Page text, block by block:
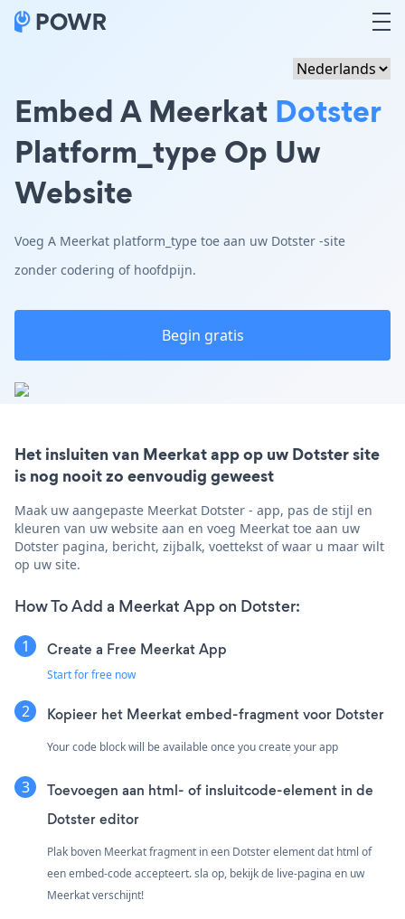
Embed A Meerkat Dotster
Platform_type Op Uw
Website
Voeg A Meerkat platform_type toe aan uw Dotster -site
zonder codering of hoofdpijn.
Begin gratis
Het insluiten van Meerkat app op uw Dotster site
is nog nooit zo eenvoudig geweest
Maak uw aangepaste Meerkat Dotster - app, pas de stijl en
kleuren van uw website aan en voeg Meerkat toe aan uw
Dotster pagina, bericht, zijbalk, voettekst of waar u maar wilt
op uw site.
How To Add a Meerkat App on Dotster:
Create a Free Meerkat App
Start for free now
Kopieer het Meerkat embed-fragment voor Dotster
Your code block will be available once you create your app
Toevoegen aan html- of insluitcode-element in de
Dotster editor
Plak boven Meerkat fragment in een Dotster element dat html of
een embed-code accepteert. sla op, bekijk de live-pagina en uw
Meerkat verschijnt!